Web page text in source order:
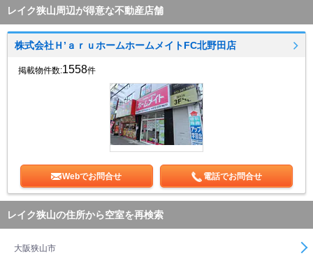
レイク狭山周辺が得意な不動産店舗
株式会社Ｈ’ａｒｕホームホームメイトFC北野田店
掲載物件数:1558件
Webでお問合せ 電話でお問合せ
レイク狭山の住所から空室を再検索
大阪狭山市